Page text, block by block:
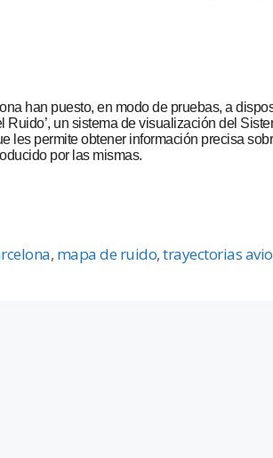
han puesto, en modo de pruebas, a
Ruido’, un sistema de visualización del
les permite obtener información precisa
por las mismas.
, mapa de ruido,trayectorias